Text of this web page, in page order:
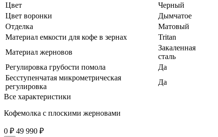
Цвет
Черный
Цвет воронки
Дымчатое
Отделка
Матовый
Материал емкости для кофе в зернах
Tritan
Материал жерновов
Закаленная
сталь
Регулировка грубости помола
Да
Бесступенчатая микрометрическая
регулировка
Да
Все характеристики
Кофемолка с плоскими жерновами
0 ₽ 49 990 ₽